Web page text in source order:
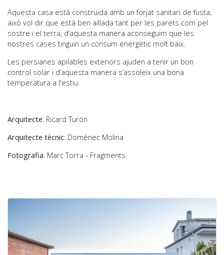
Aquesta casa està construïda amb un forjat sanitari de fusta,
això vol dir que està ben aïllada tant per les parets com pel
sostre i el terra, d’aquesta manera aconseguim que les
nostres cases tinguin un consum energètic molt baix.
Les persianes apilables exteriors ajuden a tenir un bon
control solar i d’aquesta manera s’assoleix una bona
temperatura a l'estiu.
Arquitecte: Ricard Turon
Arquitecte tècnic: Domènec Molina
Fotografia: Marc Torra - Fragments